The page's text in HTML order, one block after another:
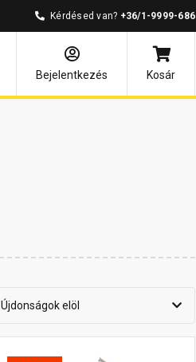
Kérdésed van? +36/1-9999-686
Bejelentkezés
Kosár
Újdonságok elöl